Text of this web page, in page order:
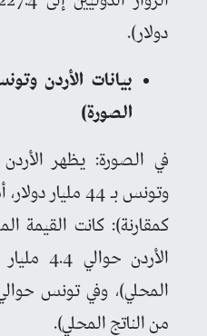
دولار).
بيانات الأردن
الصورة)
كمقارنة): كانت القيمة
من الناتج المحلي).